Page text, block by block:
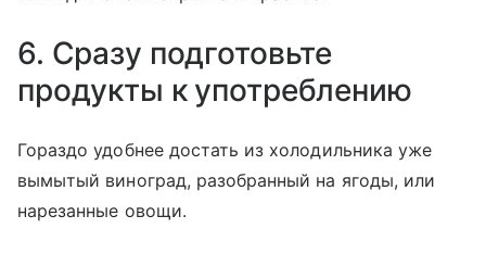
6. Сразу подготовьте
продукты к употреблению
Гораздо удобнее достать из холодильника уже
вымытый виноград, разобранный на ягоды, или
нарезанные овощи.